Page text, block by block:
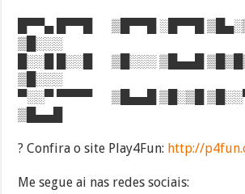
█▀▀▄ █▀▀█ ▒█▀▀█ ░█▀▀█
▒█░░░
█░░█ █░░█ ▒█░░░ ▒█▄▄█
▒█░░░
▀░░▀ ▀▀▀▀ ▒█▄▄█ ▒█░▒█
▒█▄▄█
? Confira o site Play4Fun: http://
Me segue ai nas redes sociais: